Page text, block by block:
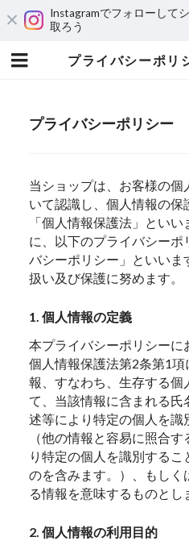
Instagramでフォローして
取ろう
プライバシーポ
プライバシーポリシー
当ショップは、お客様の
いて認識し、個人情報の
「個人情報保護法」とい
に、以下のプライバシーポ
バシーポリシー」といいま
扱い及び保護に努めます。
1. 個人情報の定義
本プライバシーポリシーに
個人情報保護法第2条第1
報、すなわち、生存する個
て、当該情報に含まれる
述等により特定の個人を
（他の情報と容易に照合
り特定の個人を識別する
のを含みます。）、もしく
る情報を意味するものとし
2. 個人情報の利用目的